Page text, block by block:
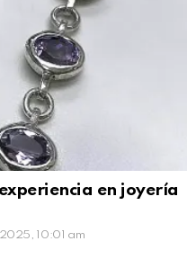
en joyería
10:01 am